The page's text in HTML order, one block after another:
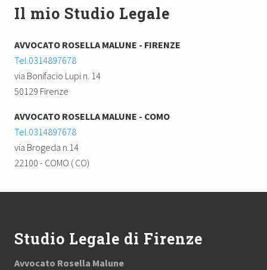
Il mio Studio Legale
AVVOCATO ROSELLA MALUNE - FIRENZE
Tel.0314897678
via Bonifacio Lupi n. 14
50129 Firenze
AVVOCATO ROSELLA MALUNE - COMO
Tel.0314897678
via Brogeda n.14
22100 - COMO ( CO)
Studio Legale di Firenze
Avvocato Rosella Malune